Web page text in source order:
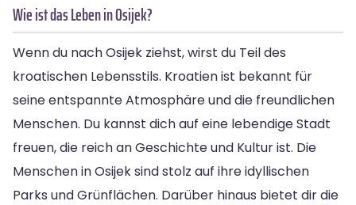
Wie ist das Leben in Osijek?
Wenn du nach Osijek ziehst, wirst du Teil des
kroatischen Lebensstils. Kroatien ist bekannt für
seine entspannte Atmosphäre und die freundlichen
Menschen. Du kannst dich auf eine lebendige Stadt
freuen, die reich an Geschichte und Kultur ist. Die
Menschen in Osijek sind stolz auf ihre idyllischen
Parks und Grünflächen. Darüber hinaus bietet dir die